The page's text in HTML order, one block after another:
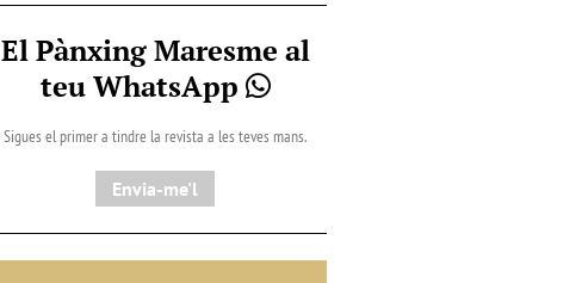
El Pànxing Maresme al
teu WhatsApp
Sigues el primer a tindre la revista a les teves mans.
Envia-me'l